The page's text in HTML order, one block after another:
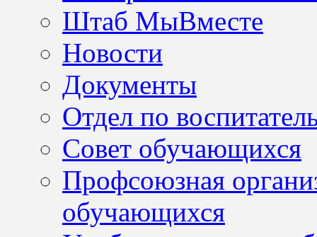
Штаб МыВместе
Новости
Документы
Отдел по
Совет обучающихся
Профсоюзная
обучающихся